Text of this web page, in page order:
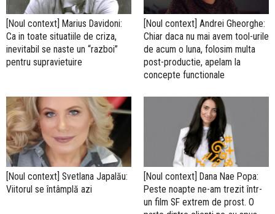
[Noul context] Marius Davidoni:
Ca in toate situatiile de criza,
inevitabil se naste un “razboi”
pentru supravietuire
[Noul context] Andrei Gheorghe:
Chiar daca nu mai avem tool-urile
de acum o luna, folosim multa
post-productie, apelam la
concepte functionale
[Noul context] Svetlana Japalău:
Viitorul se întâmplă azi
[Noul context] Dana Nae Popa:
Peste noapte ne-am trezit într-
un film SF extrem de prost. O